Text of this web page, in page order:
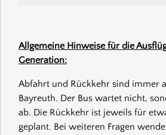
Allgemeine Hinweise für die
Generation:
Abfahrt und Rückkehr sind immer
Bayreuth. Der Bus wartet nicht,
ab. Die Rückkehr ist jeweils für
geplant. Bei weiteren Fragen